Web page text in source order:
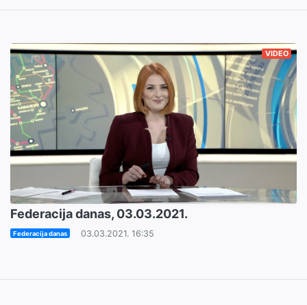
VIDEO
Federacija danas, 03.03.2021.
Federacija danas 03.03.2021. 16:35